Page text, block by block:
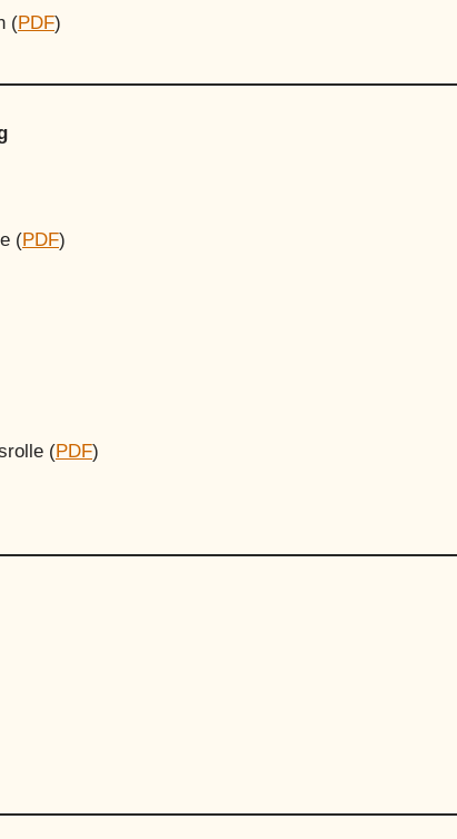
(PDF)
(PDF)
(PDF)